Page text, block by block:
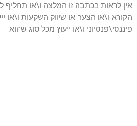
אין לראות בכתבה זו המלצה ו\או תחליף
הקורא ו\או הצעה או שיווק השקעות ו\או
פיננסי\פנסיוני ו\או ייעוץ מכל סוג שהוא